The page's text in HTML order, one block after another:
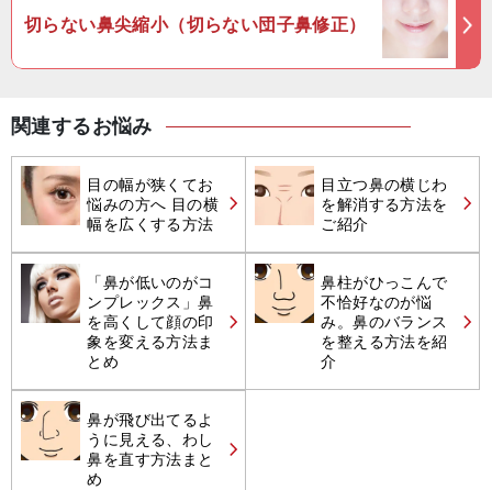
切らない鼻尖縮小（切らない団子鼻修正）
関連するお悩み
目の幅が狭くてお
悩みの方へ 目の横
幅を広くする方法
目立つ鼻の横じわ
を解消する方法を
ご紹介
「鼻が低いのがコ
ンプレックス」鼻
を高くして顔の印
象を変える方法ま
とめ
鼻柱がひっこんで
不恰好なのが悩
み。鼻のバランス
を整える方法を紹
介
鼻が飛び出てるよ
うに見える、わし
鼻を直す方法まと
め